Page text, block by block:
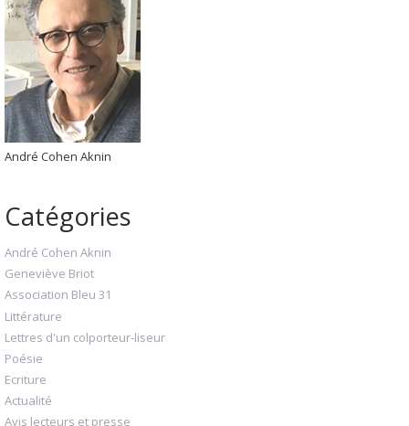
André Cohen Aknin
Catégories
André Cohen Aknin
Geneviève Briot
Association Bleu 31
Littérature
Lettres d'un colporteur-liseur
Poésie
Ecriture
Actualité
Avis lecteurs et presse